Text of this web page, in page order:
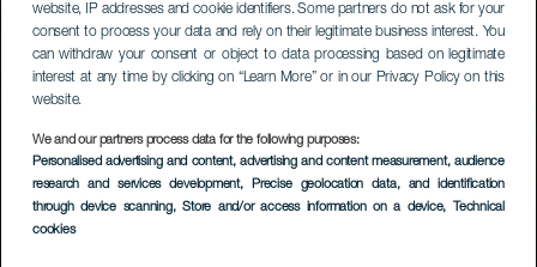
website, IP addresses and cookie identifiers. Some partners do not ask for your
consent to process your data and rely on their legitimate business interest. You
can withdraw your consent or object to data processing based on legitimate
interest at any time by clicking on “Learn More” or in our Privacy Policy on this
website.
We and our partners process data for the following purposes:
Personalised advertising and content, advertising and content measurement, audience
research and services development, Precise geolocation data, and identification
through device scanning, Store and/or access information on a device, Technical
cookies
Fábrica del Ron
GRAN CANARIA